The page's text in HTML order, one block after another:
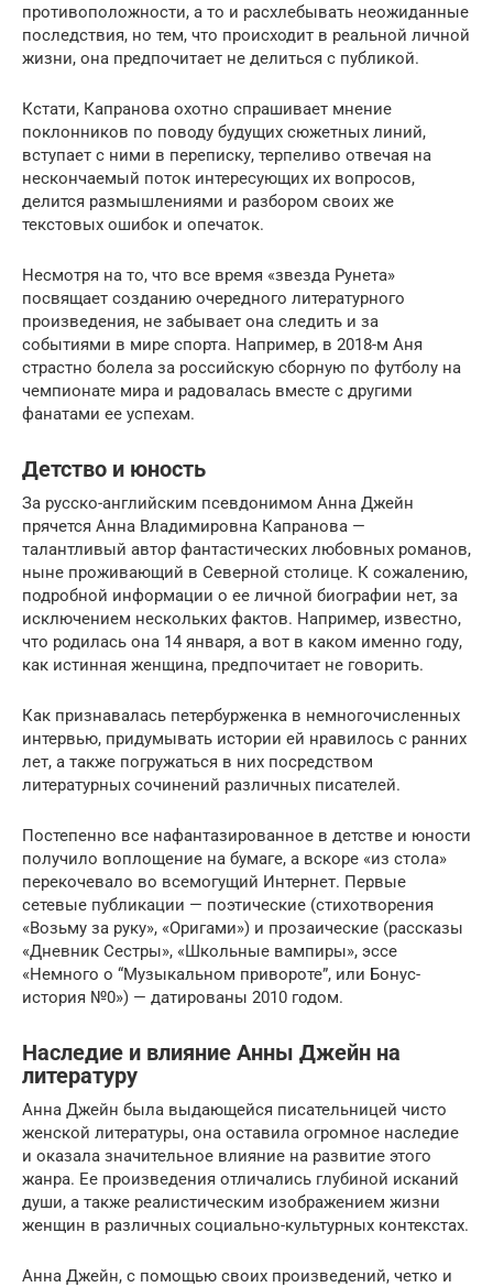
противоположности, а то и расхлебывать неожиданные
последствия, но тем, что происходит в реальной личной
жизни, она предпочитает не делиться с публикой.
Кстати, Капранова охотно спрашивает мнение
поклонников по поводу будущих сюжетных линий,
вступает с ними в переписку, терпеливо отвечая на
нескончаемый поток интересующих их вопросов,
делится размышлениями и разбором своих же
текстовых ошибок и опечаток.
Несмотря на то, что все время «звезда Рунета»
посвящает созданию очередного литературного
произведения, не забывает она следить и за
событиями в мире спорта. Например, в 2018-м Аня
страстно болела за российскую сборную по футболу на
чемпионате мира и радовалась вместе с другими
фанатами ее успехам.
Детство и юность
За русско-английским псевдонимом Анна Джейн
прячется Анна Владимировна Капранова —
талантливый автор фантастических любовных романов,
ныне проживающий в Северной столице. К сожалению,
подробной информации о ее личной биографии нет, за
исключением нескольких фактов. Например, известно,
что родилась она 14 января, а вот в каком именно году,
как истинная женщина, предпочитает не говорить.
Как признавалась петербурженка в немногочисленных
интервью, придумывать истории ей нравилось с ранних
лет, а также погружаться в них посредством
литературных сочинений различных писателей.
Постепенно все нафантазированное в детстве и юности
получило воплощение на бумаге, а вскоре «из стола»
перекочевало во всемогущий Интернет. Первые
сетевые публикации — поэтические (стихотворения
«Возьму за руку», «Оригами») и прозаические (рассказы
«Дневник Сестры», «Школьные вампиры», эссе
«Немного о “Музыкальном привороте”, или Бонус-
история №0») — датированы 2010 годом.
Наследие и влияние Анны Джейн на
литературу
Анна Джейн была выдающейся писательницей чисто
женской литературы, она оставила огромное наследие
и оказала значительное влияние на развитие этого
жанра. Ее произведения отличались глубиной исканий
души, а также реалистическим изображением жизни
женщин в различных социально-культурных контекстах.
Анна Джейн, с помощью своих произведений, четко и